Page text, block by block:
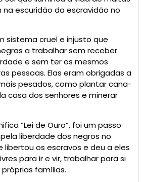
na escuridão da escravidão no
sistema cruel e injusto que
a trabalhar sem receber
e sem ter os mesmos
pessoas. Elas eram obrigadas a
pesados, como plantar cana-
casa dos senhores e minerar
“Lei de Ouro”, foi um passo
liberdade dos negros no
libertou os escravos e deu a eles
para ir e vir, trabalhar para si
famílias.